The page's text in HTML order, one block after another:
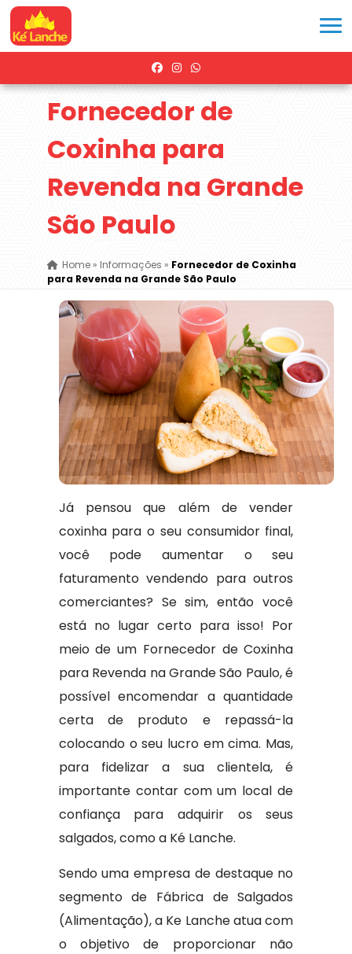
Fornecedor de
Coxinha para
Revenda na Grande
São Paulo
Home» Informações » Fornecedor de Coxinha
para Revenda na Grande São Paulo
Já pensou que além de vender
coxinha para o seu consumidor final,
você pode aumentar o seu
faturamento vendendo para outros
comerciantes? Se sim, então você
está no lugar certo para isso! Por
meio de um Fornecedor de Coxinha
para Revenda na Grande São Paulo, é
possível encomendar a quantidade
certa de produto e repassá-la
colocando o seu lucro em cima. Mas,
para fidelizar a sua clientela, é
importante contar com um local de
confiança para adquirir os seus
salgados, como a Ké Lanche.
Sendo uma empresa de destaque no
segmento de Fábrica de Salgados
(Alimentação), a Ke Lanche atua com
o objetivo de proporcionar não